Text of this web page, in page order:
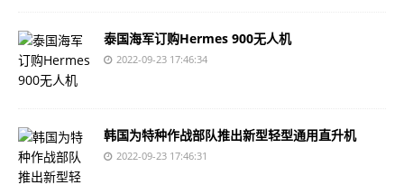
泰国海军订购Hermes 900无人机
2022-09-23 17:46:34
韩国为特种作战部队推出新型轻型通用直升机
2022-09-23 17:46:31